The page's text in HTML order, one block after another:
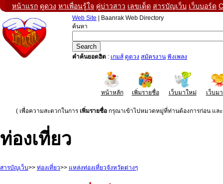
หน้าแรก ดูดวง หาเพื่อนรู้ใจ คู่บ่าวสาว เลขเด็ด สารบัญเว็บ เว็บบอร์ด
Web Site | Baanrak Web Directory
ค้นหา
คำค้นยอดฮิต : เกมส์ ดูดวง สมัครงาน ฟังเพลง
หน้าหลัก เพิ่มรายชื่อ เว็บมาใหม่ เว็บม
( เพื่อความสะดวกในการ เพิ่มรายชื่อ กรุณาเข้าไปหมวดหมู่ที่ท่านต้องการก่อน แล
ท่องเที่ยว
สารบัญเว็บ>> ท่องเที่ยว>> แหล่งท่องเที่ยวจังหวัดต่างๆ